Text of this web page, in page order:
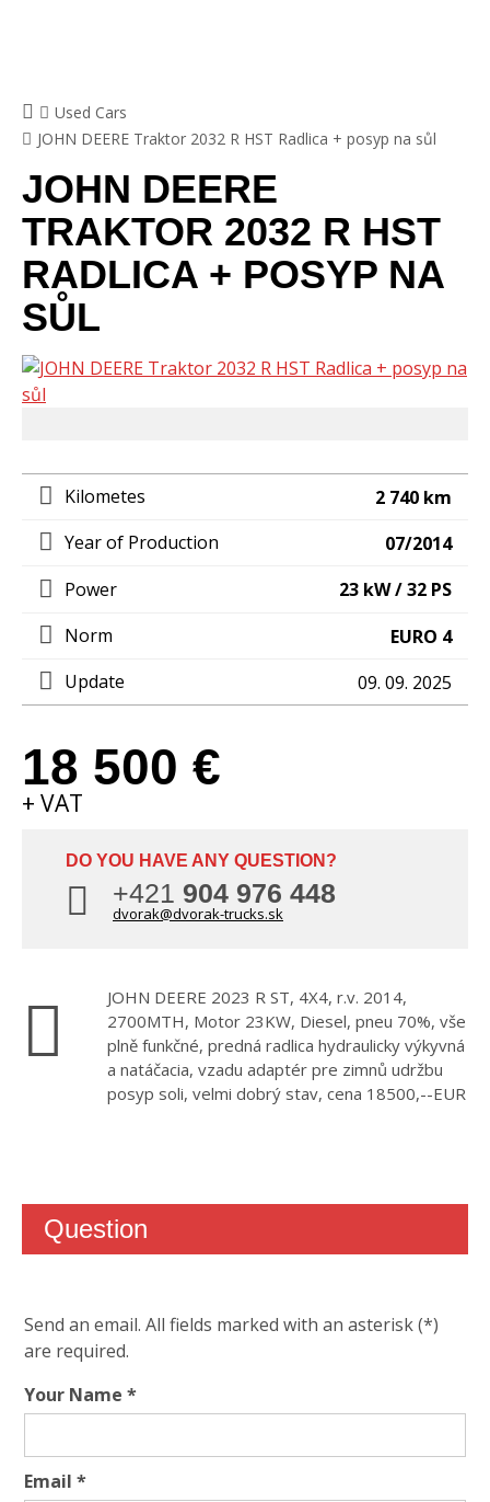
Used Cars
JOHN DEERE Traktor 2032 R HST Radlica + posyp na sůl
JOHN DEERE
TRAKTOR 2032 R HST
RADLICA + POSYP NA
SŮL
Kilometes
2 740 km
Year of Production
07/2014
Power
23 kW / 32 PS
Norm
EURO 4
Update
09. 09. 2025
18 500 €
+ VAT
DO YOU HAVE ANY QUESTION?
+421 904 976 448
dvorak@dvorak-trucks.sk
JOHN DEERE 2023 R ST, 4X4, r.v. 2014,
2700MTH, Motor 23KW, Diesel, pneu 70%, vše
plně funkčné, predná radlica hydraulicky výkyvná
a natáčacia, vzadu adaptér pre zimnů udržbu
posyp soli, velmi dobrý stav, cena 18500,--EUR
Question
Send an email. All fields marked with an asterisk (*)
are required.
Your Name *
Email *